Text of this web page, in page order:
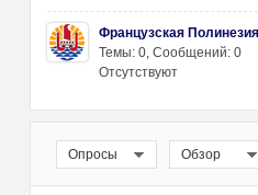
Французская Полинезия
Темы: 0, Сообщений: 0
Отсутствуют
Опросы Обзор